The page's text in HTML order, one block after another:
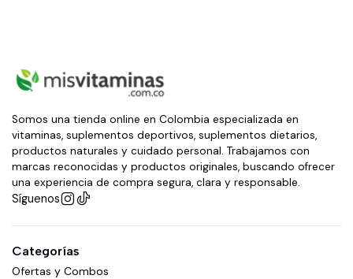
Somos una tienda online en Colombia especializada en
vitaminas, suplementos deportivos, suplementos dietarios,
productos naturales y cuidado personal. Trabajamos con
marcas reconocidas y productos originales, buscando ofrecer
una experiencia de compra segura, clara y responsable.
Síguenos
Categorías
Ofertas y Combos